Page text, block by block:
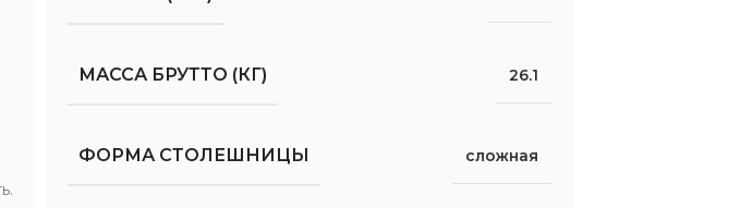
МАССА БРУТТО (КГ) 26.1
ФОРМА СТОЛЕШНИЦЫ сложная